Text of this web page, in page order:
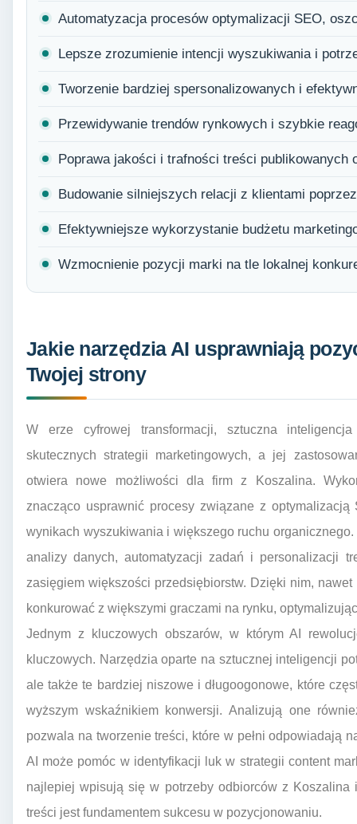
Automatyzacja procesów optymalizacji SEO,
Lepsze zrozumienie intencji wyszukiwania i
Tworzenie bardziej spersonalizowanych i
Przewidywanie trendów rynkowych i szybkie
Poprawa jakości i trafności treści publikowanych
Budowanie silniejszych relacji z klientami
Efektywniejsze wykorzystanie budżetu
Wzmocnienie pozycji marki na tle lokalnej
Jakie narzędzia AI usprawniają
Twojej strony
W erze cyfrowej transformacji, sztuczna
skutecznych strategii marketingowych, a jej
otwiera nowe możliwości dla firm z Koszalina.
znacząco usprawnić procesy związane z
wynikach wyszukiwania i większego ruchu
analizy danych, automatyzacji zadań i personalizacji
zasięgiem większości przedsiębiorstw. Dzięki nim,
konkurować z większymi graczami na rynku,
Jednym z kluczowych obszarów, w którym AI
kluczowych. Narzędzia oparte na sztucznej inteligencji
ale także te bardziej niszowe i długoogonowe, które
wyższym wskaźnikiem konwersji. Analizują one
pozwala na tworzenie treści, które w pełni odpowiadają
AI może pomóc w identyfikacji luk w strategii content
najlepiej wpisują się w potrzeby odbiorców z
treści jest fundamentem sukcesu w pozycjonowaniu.